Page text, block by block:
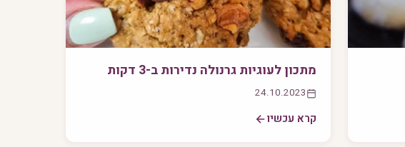
מתכון לעוגיות גרנולה נדירות ב-3 דקות
24.10.2023
קרא עכשיו